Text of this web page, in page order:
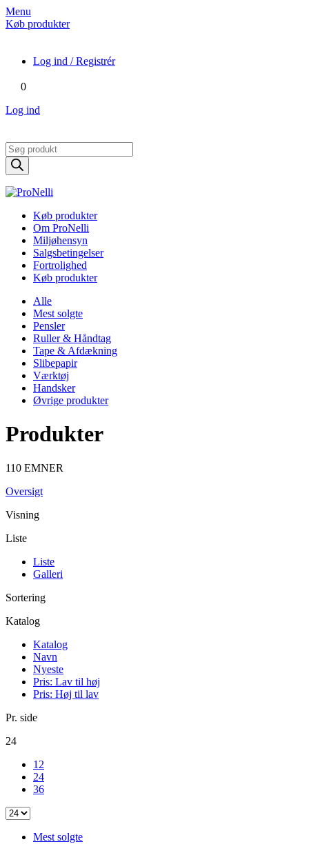
Menu
Køb produkter
Log ind / Registrér
0
Log ind
Products
search
Køb produkter
Om ProNelli
Miljøhensyn
Salgsbetingelser
Fortrolighed
Køb produkter
Alle
Mest solgte
Pensler
Ruller & Håndtag
Tape & Afdækning
Slibepapir
Værktøj
Handsker
Øvrige produkter
Produkter
110 EMNER
Oversigt
Visning
Liste
Liste
Galleri
Sortering
Katalog
Katalog
Navn
Nyeste
Pris: Lav til høj
Pris: Høj til lav
Pr. side
24
12
24
36
Mest solgte